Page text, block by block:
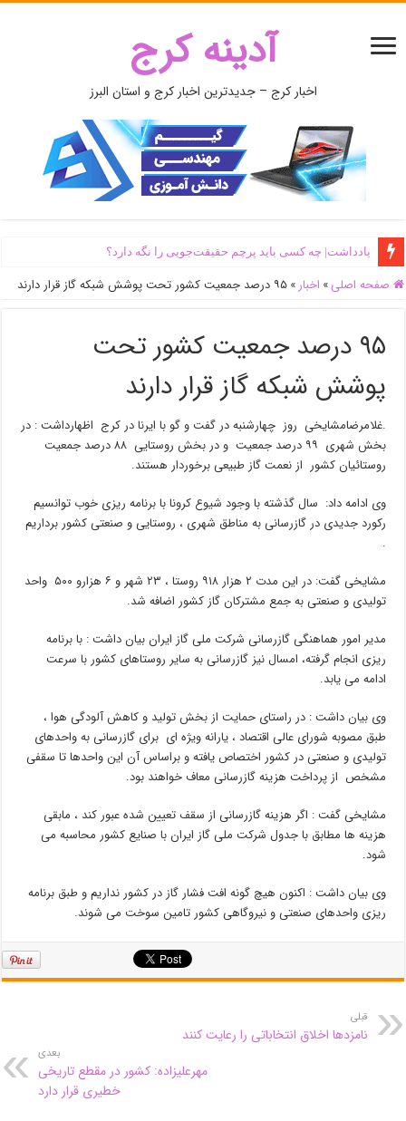
آدینه کرج
اخبار کرج – جدیدترین اخبار کرج و استان البرز
یادداشت| ‌چه کسی باید پرچم حقیقت‌جویی را نگه دارد؟
صفحه اصلی » اخبار » ۹۵ درصد جمعیت کشور تحت پوشش شبکه گاز قرار دارند
۹۵ درصد جمعیت کشور تحت
پوشش شبکه گاز قرار دارند
.غلامرضامشایخی روز چهارشنبه در گفت و گو با ایرنا در کرج اظهارداشت : در
بخش شهری ۹۹ درصد جمعیت و در بخش روستایی ۸۸ درصد جمعیت
روستائیان کشور از نعمت گاز طبیعی برخوردار هستند.
وی ادامه داد: سال گذشته با وجود شیوع کرونا با برنامه ریزی خوب توانسیم
رکورد جدیدی در گازرسانی به مناطق شهری ، روستایی و صنعتی کشور برداریم
.
مشایخی گفت: در این مدت ۲ هزار ۹۱۸ روستا ، ۲۳ شهر و ۶ هزارو ۵۰۰ واحد
تولیدی و صنعتی به جمع مشترکان گاز کشور اضافه شد.
مدیر امور هماهنگی گازرسانی شرکت ملی گاز ایران بیان داشت : با برنامه
ریزی انجام گرفته، امسال نیز گازرسانی به سایر روستاهای کشور با سرعت
ادامه می یابد.
وی بیان داشت : در راستای حمایت از بخش تولید و کاهش آلودگی هوا ،
طبق مصوبه شورای عالی اقتصاد ، یارانه ویژه ای برای گازرسانی به واحدهای
تولیدی و صنعتی در کشور اختصاص یافته و براساس آن این واحدها تا سقفی
مشخص از پرداخت هزینه گازرسانی معاف خواهند بود.
مشایخی گفت : اگر هزینه گازرسانی از سقف تعیین شده عبور کند ، مابقی
هزینه ها مطابق با جدول شرکت ملی گاز ایران با صنایع کشور محاسبه می
شود.
وی بیان داشت : اکنون هیچ گونه افت فشار گاز در کشور نداریم و طبق برنامه
ریزی واحدهای صنعتی و نیروگاهی کشور تامین سوخت می شوند.
قبلی
نامزدها اخلاق انتخاباتی را رعایت کنند
بعدی
مهرعلیزاده: کشور در مقطع تاریخی
خطیری قرار دارد